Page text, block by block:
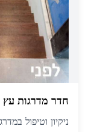
חדר מדרגות עץ
ניקיון וטיפול